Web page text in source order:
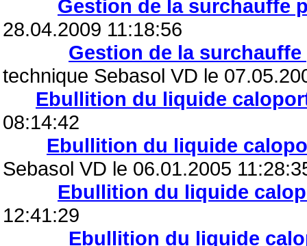
Gestion de la surchauffe
28.04.2009 11:18:56
Gestion de la
technique Sebasol VD le
Ebullition du liquide
08:14:42
Ebullition du liquide
Sebasol VD le 06.01.2005
Ebullition du liquide
12:41:29
Ebullition du liquide